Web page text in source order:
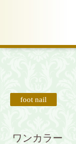
foot nail
ワンカラー